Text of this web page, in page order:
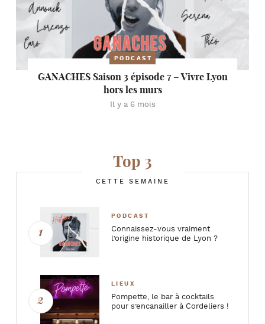
PODCAST
GANACHES Saison 3 épisode 7 – Vivre Lyon
hors les murs
Il y a 6 mois
Top 3
CETTE SEMAINE
PODCAST
Connaissez-vous vraiment
l’origine historique de Lyon ?
LIEUX
Pompette, le bar à cocktails
pour s’encanailler à Cordeliers !